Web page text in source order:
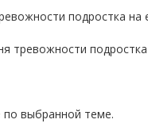
подростка на
тревожности
по выбранной теме.